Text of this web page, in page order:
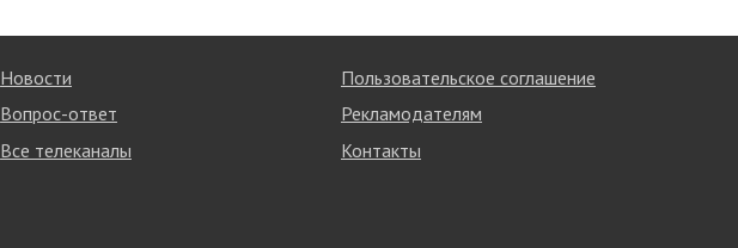
Новости
Вопрос-ответ
Все телеканалы
Пользовательское соглашение
Рекламодателям
Контакты